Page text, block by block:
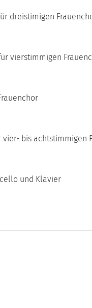
dreistimigen
vierstimmigen
vier- bis achtstimmigen
und Klavier